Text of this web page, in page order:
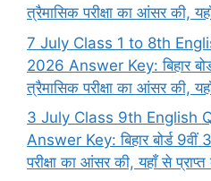
त्रैमासिक परीक्षा का आंसर की,
7 July Class 1 to 8th
2026 Answer Key: बिहार
त्रैमासिक परीक्षा का आंसर की,
3 July Class 9th English
Answer Key: बिहार बोर्ड 9वीं
परीक्षा का आंसर की, यहाँ से